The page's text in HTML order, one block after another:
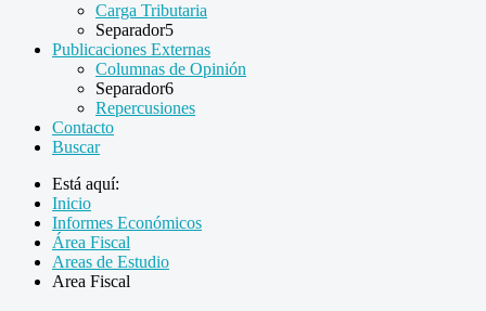
Carga Tributaria
Separador5
Publicaciones Externas
Columnas de Opinión
Separador6
Repercusiones
Contacto
Buscar
Está aquí:
Inicio
Informes Económicos
Área Fiscal
Areas de Estudio
Area Fiscal